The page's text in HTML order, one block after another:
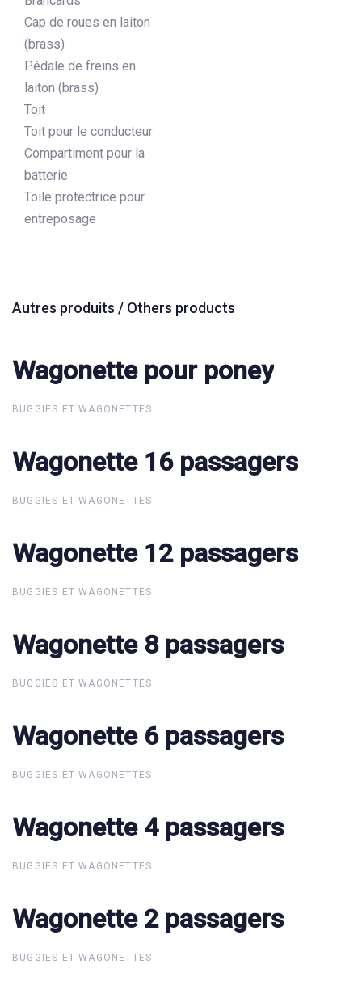
Cap de roues en laiton
(brass)
Pédale de freins en
laiton (brass)
Toit
Toit pour le conducteur
Compartiment pour la
batterie
Toile protectrice pour
entreposage
Autres produits / Others products
Wagonette pour poney
Wagonette pour poney
BUGGIES ET WAGONETTES
Wagonette 16 passagers
Wagonette 16 passagers
BUGGIES ET WAGONETTES
Wagonette 12 passagers
Wagonette 12 passagers
BUGGIES ET WAGONETTES
Wagonette 8 passagers
Wagonette 8 passagers
BUGGIES ET WAGONETTES
Wagonette 6 passagers
Wagonette 6 passagers
BUGGIES ET WAGONETTES
Wagonette 4 passagers
Wagonette 4 passagers
BUGGIES ET WAGONETTES
Wagonette 2 passagers
Wagonette 2 passagers
BUGGIES ET WAGONETTES